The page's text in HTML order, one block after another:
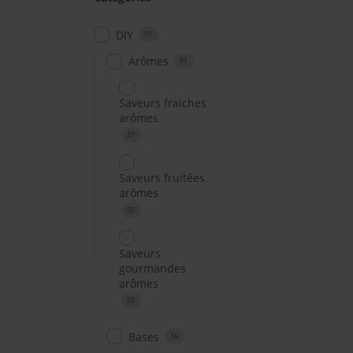
DIY 97
Arômes 81
Saveurs fraiches
arômes
29
Saveurs fruitées
arômes
50
Saveurs
gourmandes
arômes
22
Bases 16